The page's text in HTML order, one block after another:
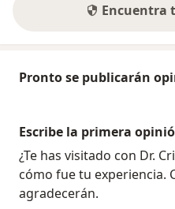
Encuentra
Pronto se publicarán
Escribe la primera
¿Te has visitado con Dr.
cómo fue tu experiencia.
agradecerán.